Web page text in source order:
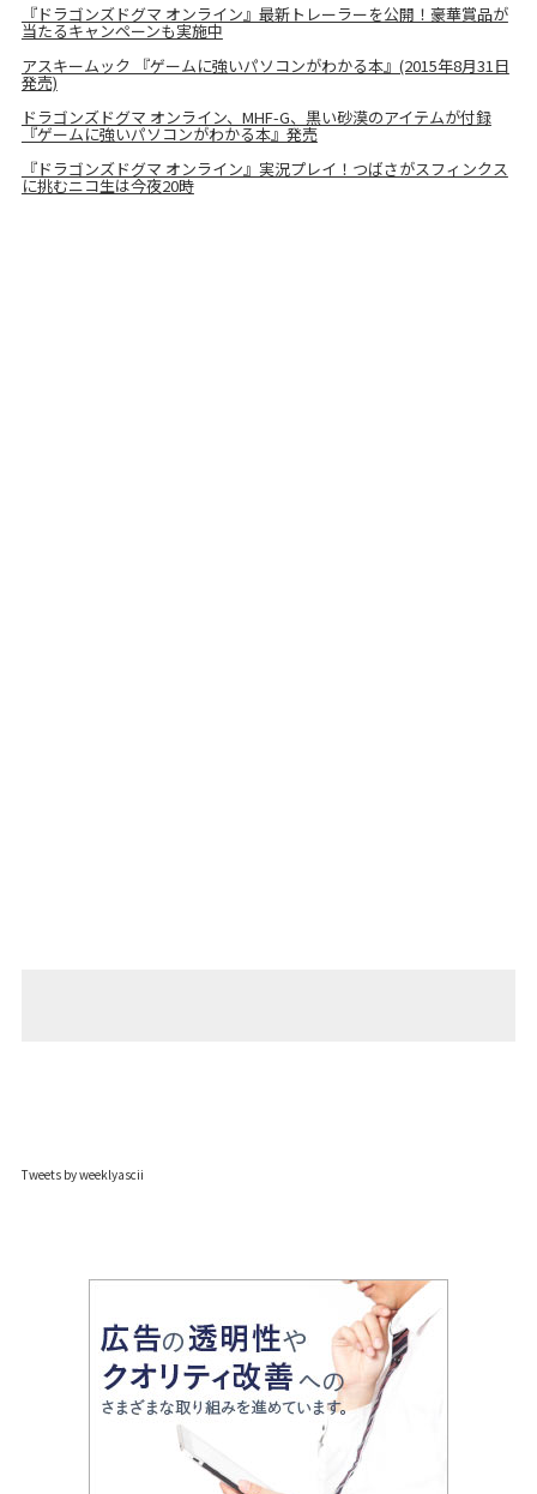
『ドラゴンズドグマ オンライン』最新トレーラーを公開！豪華賞品が
当たるキャンペーンも実施中
アスキームック 『ゲームに強いパソコンがわかる本』(2015年8月31日
発売)
ドラゴンズドグマ オンライン、MHF-G、黒い砂漠のアイテムが付録
『ゲームに強いパソコンがわかる本』発売
『ドラゴンズドグマ オンライン』実況プレイ！つばさがスフィンクス
に挑むニコ生は今夜20時
Tweets by weeklyascii